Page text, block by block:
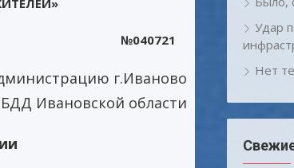
г.Иваново
Ивановской области
Удар
Нет